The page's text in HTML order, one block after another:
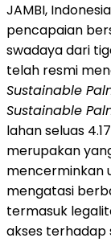
JAMBI, Indonesia
pencapaian
swadaya dari
telah resmi
Sustainable
Sustainable
lahan seluas
merupakan
mencerminkan
mengatasi
termasuk
akses terhadap